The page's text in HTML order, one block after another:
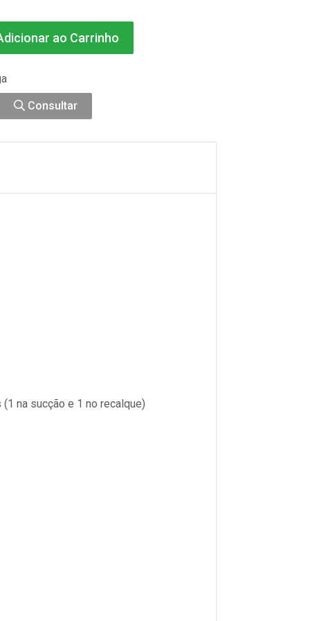
ao Carrinho
Consultar
na sucção e 1 no recalque)